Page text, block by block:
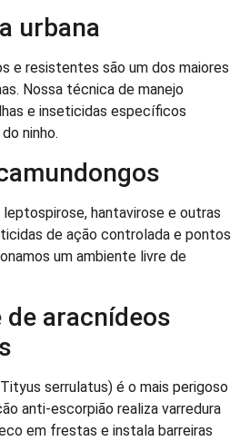
urbana
e resistentes são um dos maiores
Nossa técnica de manejo
e inseticidas específicos
ninho.
hantavirose e outras
de ação controlada e pontos
um ambiente livre de
de aracnídeos
serrulatus) é o mais perigoso
anti-escorpião realiza varredura
em frestas e instala barreiras